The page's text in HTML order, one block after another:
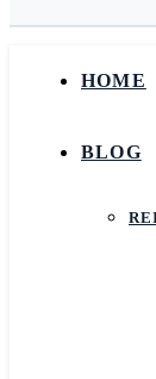
HOME
BLOG